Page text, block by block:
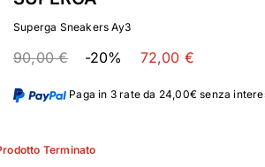
Superga Sneakers Ay3
90,00 € -20% 72,00 €
Paga in 3 rate da 24,00€ senza
Terminato